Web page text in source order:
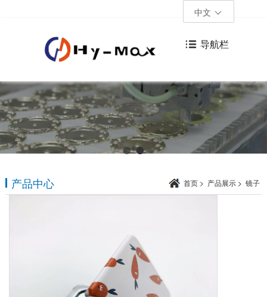
中文
导航栏
产品中心 首页 > 产品展示 > 镜子